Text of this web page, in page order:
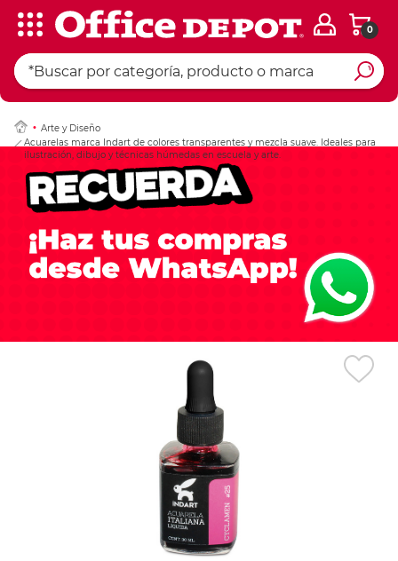
0
Arte y Diseño
Acuarelas marca Indart de colores transparentes y mezcla suave. Ideales para
ilustración, dibujo y técnicas húmedas en escuela y arte.
Ingresar Codigo